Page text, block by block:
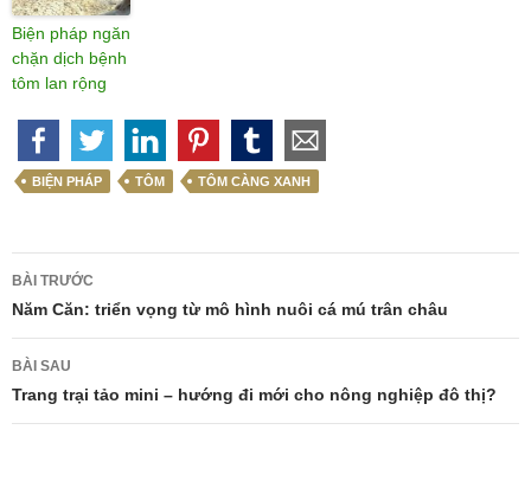
Biện pháp ngăn
chặn dịch bệnh
tôm lan rộng
BIỆN PHÁP TÔM TÔM CÀNG XANH
Điều
hướng
bài
viết
BÀI TRƯỚC
Năm Căn: triển vọng từ mô hình nuôi cá mú trân châu
BÀI SAU
Trang trại tảo mini – hướng đi mới cho nông nghiệp đô thị?